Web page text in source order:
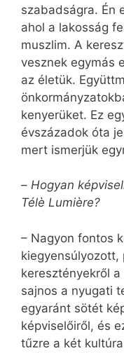
szabadságra. Én
ahol a lakosság
muszlim. A
vesznek egymás
az életük.
kenyerüket. Ez
évszázadok óta
mert ismerjük
– Hogyan
Télè Lumière?
– Nagyon fontos
kiegyensúlyozott,
keresztényekről
sajnos a nyugati
egyaránt sötét
képviselőiről, és
tűzre a két